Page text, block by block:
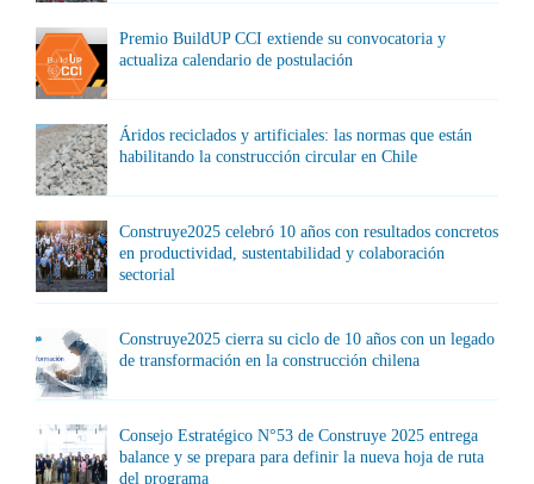
Premio BuildUP CCI extiende su convocatoria y
actualiza calendario de postulación
Áridos reciclados y artificiales: las normas que están
habilitando la construcción circular en Chile
Construye2025 celebró 10 años con resultados concretos
en productividad, sustentabilidad y colaboración
sectorial
Construye2025 cierra su ciclo de 10 años con un legado
de transformación en la construcción chilena
Consejo Estratégico N°53 de Construye 2025 entrega
balance y se prepara para definir la nueva hoja de ruta
del programa